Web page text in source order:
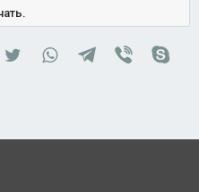
TwitterWhatsAppTelegram
Viber